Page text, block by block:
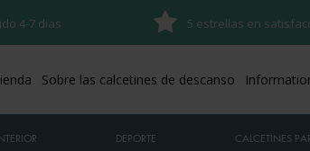
4-7 dias 5 estrellas en
Sobre las calcetines de descanso
DEPORTE CALCETINES